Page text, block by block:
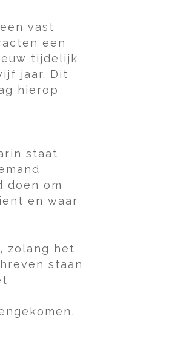
vast
een
tijdelijk
jaar. Dit
hierop
staat
doen om
en waar
zolang het
staan